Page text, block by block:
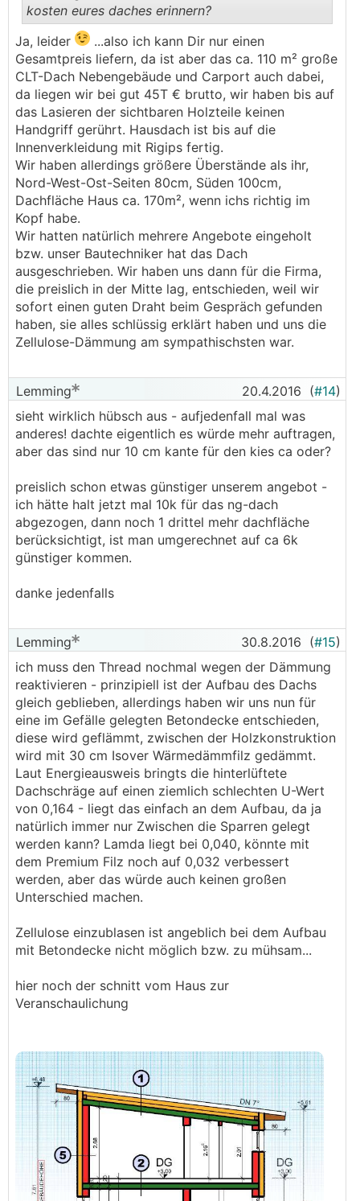
..
kosten eures daches erinnern?
Ja, leider
...also ich kann Dir nur einen
Gesamtpreis liefern, da ist aber das ca. 110 m² große
CLT-Dach Nebengebäude und Carport auch dabei,
da liegen wir bei gut 45T € brutto, wir haben bis auf
das Lasieren der sichtbaren Holzteile keinen
Handgriff gerührt. Hausdach ist bis auf die
Innenverkleidung mit Rigips fertig.
Wir haben allerdings größere Überstände als ihr,
Nord-West-Ost-Seiten 80cm, Süden 100cm,
Dachfläche Haus ca. 170m², wenn ichs richtig im
Kopf habe.
Wir hatten natürlich mehrere Angebote eingeholt
bzw. unser Bautechniker hat das Dach
ausgeschrieben. Wir haben uns dann für die Firma,
die preislich in der Mitte lag, entschieden, weil wir
sofort einen guten Draht beim Gespräch gefunden
haben, sie alles schlüssig erklärt haben und uns die
Zellulose-Dämmung am sympathischsten war.
Lemming 20.4.2016 (#14)
sieht wirklich hübsch aus - aufjedenfall mal was
anderes! dachte eigentlich es würde mehr auftragen,
aber das sind nur 10 cm kante für den kies ca oder?
preislich schon etwas günstiger unserem angebot -
ich hätte halt jetzt mal 10k für das ng-dach
abgezogen, dann noch 1 drittel mehr dachfläche
berücksichtigt, ist man umgerechnet auf ca 6k
günstiger kommen.
danke jedenfalls
Lemming 30.8.2016 (#15)
ich muss den Thread nochmal wegen der Dämmung
reaktivieren - prinzipiell ist der Aufbau des Dachs
gleich geblieben, allerdings haben wir uns nun für
eine im Gefälle gelegten Betondecke entschieden,
diese wird geflämmt, zwischen der Holzkonstruktion
wird mit 30 cm Isover Wärmedämmfilz gedämmt.
Laut Energieausweis bringts die hinterlüftete
Dachschräge auf einen ziemlich schlechten U-Wert
von 0,164 - liegt das einfach an dem Aufbau, da ja
natürlich immer nur Zwischen die Sparren gelegt
werden kann? Lamda liegt bei 0,040, könnte mit
dem Premium Filz noch auf 0,032 verbessert
werden, aber das würde auch keinen großen
Unterschied machen.
Zellulose einzublasen ist angeblich bei dem Aufbau
mit Betondecke nicht möglich bzw. zu mühsam...
hier noch der schnitt vom Haus zur
Veranschaulichung